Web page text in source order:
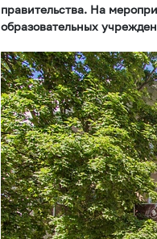
правительства. На
образовательных